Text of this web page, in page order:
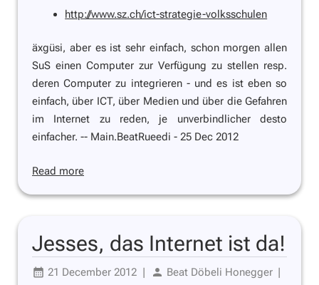
http://www.sz.ch/ict-strategie-volksschulen
äxgüsi, aber es ist sehr einfach, schon morgen allen
SuS einen Computer zur Verfügung zu stellen resp.
deren Computer zu integrieren - und es ist eben so
einfach, über ICT, über Medien und über die Gefahren
im Internet zu reden, je unverbindlicher desto
einfacher. -- Main.BeatRueedi - 25 Dec 2012
Read more
Jesses, das Internet ist da!
21 December 2012 | Beat Döbeli Honegger |